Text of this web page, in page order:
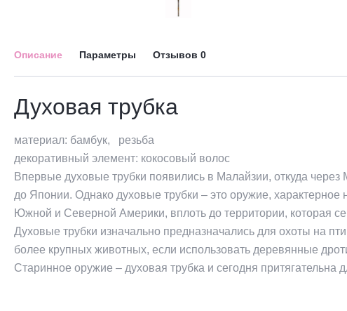
Описание
Духовая трубка
материал: бамбук, резьба
декоративный элемент: кокосовый волос
Впервые духовые трубки появились в Малайзии, откуда
до Японии. Однако духовые трубки – это оружие,
Южной и Северной Америки, вплоть до территории, которая
Духовые трубки изначально предназначались для охоты на
более крупных животных, если использовать деревянные
Старинное оружие – духовая трубка и сегодня
Параметры Отзывов 0